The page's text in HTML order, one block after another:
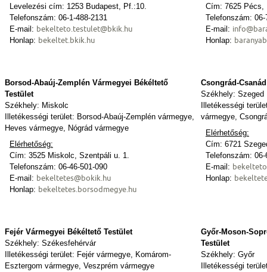
Levelezési cím: 1253 Budapest, Pf.:10.
Telefonszám: 06-1-488-2131
E-mail: bekelteto.testulet@bkik.hu
Honlap: bekeltet.bkik.hu
Cím: 7625 Pécs,
Telefonszám: 06-
E-mail:
Honlap:
Borsod-Abaúj-Zemplén Vármegyei Békéltető
Testület
Székhely: Miskolc
Illetékességi terület: Borsod-Abaúj-Zemplén vármegye,
Heves vármegye, Nógrád vármegye
Elérhetőség:
Cím: 3525 Miskolc, Szentpáli u. 1.
Telefonszám: 06-46-501-090
E-mail: bekeltetes@bokik.hu
Honlap: bekeltetes.borsodmegye.hu
Csongrád-
Székhely: Szeged
Illetékességi
vármegye,
Elérhetőség:
Cím: 6721
Telefonszám: 06-
E-mail:
Honlap:
Fejér Vármegyei Békéltető Testület
Székhely: Székesfehérvár
Illetékességi terület: Fejér vármegye, Komárom-
Esztergom vármegye, Veszprém vármegye
Győr-Moson-
Testület
Székhely: Győr
Illetékességi